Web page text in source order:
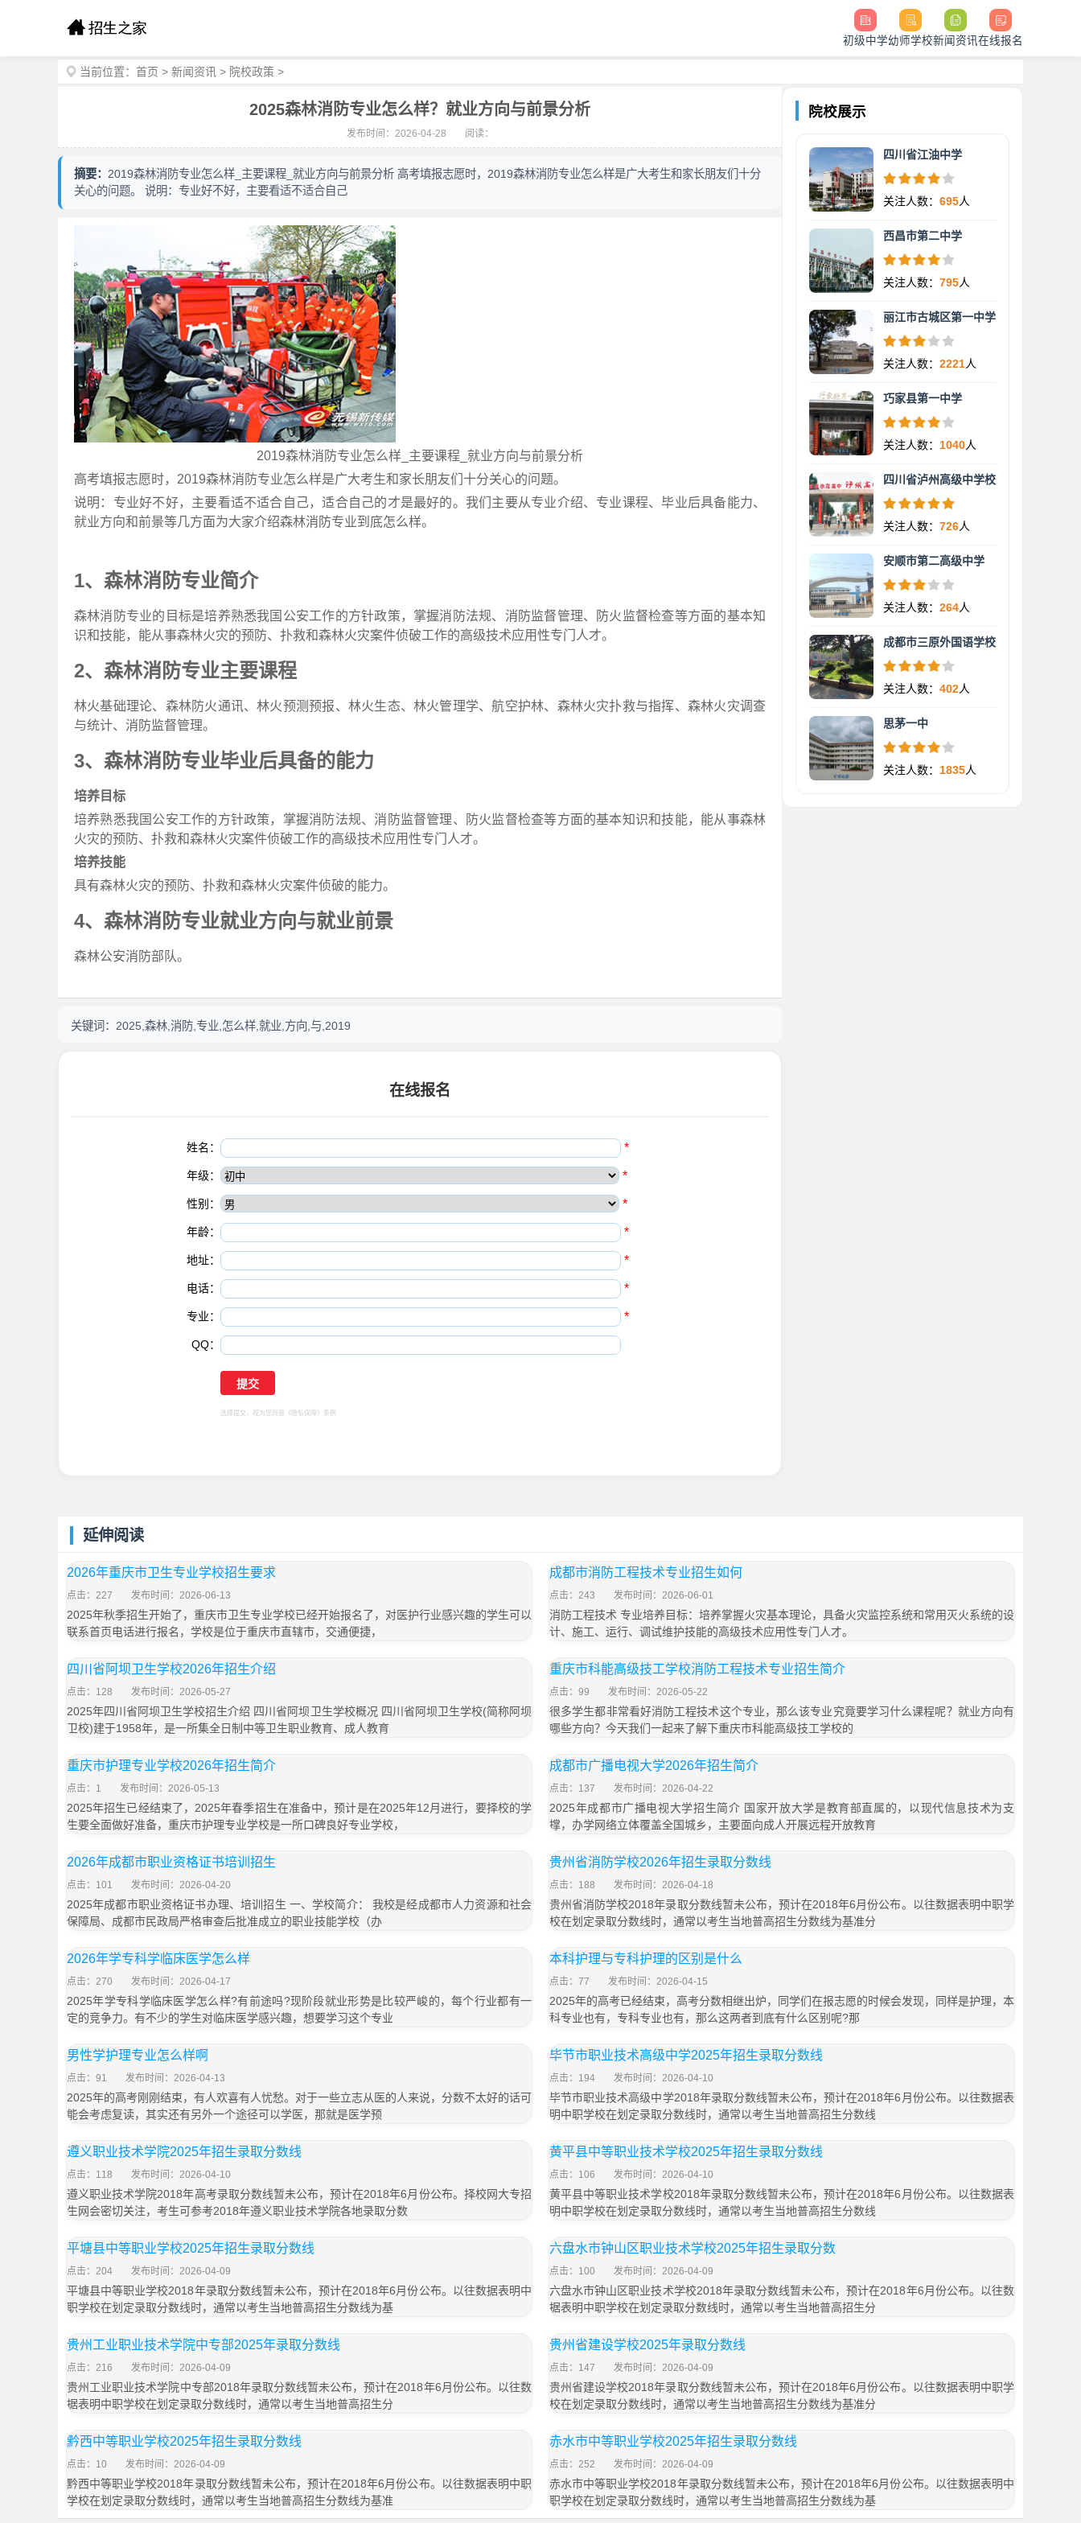
初级中学幼师学校新闻资讯在线报名
当前位置： 首页 > 新闻资讯 > 院校政策 >
2025森林消防专业怎么样？就业方向与前景分析
发布时间：2026-04-28 阅读：
摘要： 2019森林消防专业怎么样_主要课程_就业方向与前景分析 高考填报志愿时，2019森林消防专业怎么样是广大考生和家长朋友们十分
关心的问题。 说明：专业好不好，主要看适不适合自己
2019森林消防专业怎么样_主要课程_就业方向与前景分析
高考填报志愿时，2019森林消防专业怎么样是广大考生和家长朋友们十分关心的问题。
说明：专业好不好，主要看适不适合自己，适合自己的才是最好的。 我们主要从专业介绍、专业课程、毕业后具备能力、
就业方向和前景等几方面为大家介绍森林消防专业到底怎么样。
1、森林消防专业简介
森林消防专业的目标是培养熟悉我国公安工作的方针政策，掌握消防法规、消防监督管理、防火监督检查等方面的基本知
识和技能，能从事森林火灾的预防、扑救和森林火灾案件侦破工作的高级技术应用性专门人才。
2、森林消防专业主要课程
林火基础理论、森林防火通讯、林火预测预报、林火生态、林火管理学、航空护林、森林火灾扑救与指挥、森林火灾调查
与统计、消防监督管理。
3、森林消防专业毕业后具备的能力
培养目标
培养熟悉我国公安工作的方针政策，掌握消防法规、消防监督管理、防火监督检查等方面的基本知识和技能，能从事森林
火灾的预防、扑救和森林火灾案件侦破工作的高级技术应用性专门人才。
培养技能
具有森林火灾的预防、扑救和森林火灾案件侦破的能力。
4、森林消防专业就业方向与就业前景
森林公安消防部队。
关键词： 2025,森林,消防,专业,怎么样,就业,方向,与,2019
在线报名
姓名： *
年级： *
性别： *
年龄： *
地址： *
电话： *
专业： *
QQ：
选择提交，视为您同意 《隐私保障》 条例
院校展示
四川省江油中学
关注人数： 695人
西昌市第二中学
关注人数： 795人
丽江市古城区第一中学
关注人数： 2221人
巧家县第一中学
关注人数： 1040人
四川省泸州高级中学校
关注人数： 726人
安顺市第二高级中学
关注人数： 264人
成都市三原外国语学校
关注人数： 402人
思茅一中
关注人数： 1835人
延伸阅读
2026年重庆市卫生专业学校招生要求
点击：227 发布时间：2026-06-13
2025年秋季招生开始了，重庆市卫生专业学校已经开始报名了，对医护行业感兴趣的学生可以
联系首页电话进行报名，学校是位于重庆市直辖市，交通便捷，
成都市消防工程技术专业招生如何
点击：243 发布时间：2026-06-01
消防工程技术 专业培养目标：培养掌握火灾基本理论，具备火灾监控系统和常用灭火系统的设
计、施工、运行、调试维护技能的高级技术应用性专门人才。
四川省阿坝卫生学校2026年招生介绍
点击：128 发布时间：2026-05-27
2025年四川省阿坝卫生学校招生介绍 四川省阿坝卫生学校概况 四川省阿坝卫生学校(简称阿坝
卫校)建于1958年，是一所集全日制中等卫生职业教育、成人教育
重庆市科能高级技工学校消防工程技术专业招生简介
点击：99 发布时间：2026-05-22
很多学生都非常看好消防工程技术这个专业，那么该专业究竟要学习什么课程呢？就业方向有
哪些方向？今天我们一起来了解下重庆市科能高级技工学校的
重庆市护理专业学校2026年招生简介
点击：1 发布时间：2026-05-13
2025年招生已经结束了，2025年春季招生在准备中，预计是在2025年12月进行，要择校的学
生要全面做好准备，重庆市护理专业学校是一所口碑良好专业学校，
成都市广播电视大学2026年招生简介
点击：137 发布时间：2026-04-22
2025年成都市广播电视大学招生简介 国家开放大学是教育部直属的，以现代信息技术为支
撑，办学网络立体覆盖全国城乡，主要面向成人开展远程开放教育
2026年成都市职业资格证书培训招生
点击：101 发布时间：2026-04-20
2025年成都市职业资格证书办理、培训招生 一、学校简介： 我校是经成都市人力资源和社会
保障局、成都市民政局严格审查后批准成立的职业技能学校（办
贵州省消防学校2026年招生录取分数线
点击：188 发布时间：2026-04-18
贵州省消防学校2018年录取分数线暂未公布，预计在2018年6月份公布。以往数据表明中职学
校在划定录取分数线时，通常以考生当地普高招生分数线为基准分
2026年学专科学临床医学怎么样
点击：270 发布时间：2026-04-17
2025年学专科学临床医学怎么样?有前途吗?现阶段就业形势是比较严峻的，每个行业都有一
定的竞争力。有不少的学生对临床医学感兴趣，想要学习这个专业
本科护理与专科护理的区别是什么
点击：77 发布时间：2026-04-15
2025年的高考已经结束，高考分数相继出炉，同学们在报志愿的时候会发现，同样是护理，本
科专业也有，专科专业也有，那么这两者到底有什么区别呢?那
男性学护理专业怎么样啊
点击：91 发布时间：2026-04-13
2025年的高考刚刚结束，有人欢喜有人忧愁。对于一些立志从医的人来说，分数不太好的话可
能会考虑复读，其实还有另外一个途径可以学医，那就是医学预
毕节市职业技术高级中学2025年招生录取分数线
点击：194 发布时间：2026-04-10
毕节市职业技术高级中学2018年录取分数线暂未公布，预计在2018年6月份公布。以往数据表
明中职学校在划定录取分数线时，通常以考生当地普高招生分数线
遵义职业技术学院2025年招生录取分数线
点击：118 发布时间：2026-04-10
遵义职业技术学院2018年高考录取分数线暂未公布，预计在2018年6月份公布。择校网大专招
生网会密切关注，考生可参考2018年遵义职业技术学院各地录取分数
黄平县中等职业技术学校2025年招生录取分数线
点击：106 发布时间：2026-04-10
黄平县中等职业技术学校2018年录取分数线暂未公布，预计在2018年6月份公布。以往数据表
明中职学校在划定录取分数线时，通常以考生当地普高招生分数线
平塘县中等职业学校2025年招生录取分数线
点击：204 发布时间：2026-04-09
平塘县中等职业学校2018年录取分数线暂未公布，预计在2018年6月份公布。以往数据表明中
职学校在划定录取分数线时，通常以考生当地普高招生分数线为基
六盘水市钟山区职业技术学校2025年招生录取分数
点击：100 发布时间：2026-04-09
六盘水市钟山区职业技术学校2018年录取分数线暂未公布，预计在2018年6月份公布。以往数
据表明中职学校在划定录取分数线时，通常以考生当地普高招生分
贵州工业职业技术学院中专部2025年录取分数线
点击：216 发布时间：2026-04-09
贵州工业职业技术学院中专部2018年录取分数线暂未公布，预计在2018年6月份公布。以往数
据表明中职学校在划定录取分数线时，通常以考生当地普高招生分
贵州省建设学校2025年录取分数线
点击：147 发布时间：2026-04-09
贵州省建设学校2018年录取分数线暂未公布，预计在2018年6月份公布。以往数据表明中职学
校在划定录取分数线时，通常以考生当地普高招生分数线为基准分
黔西中等职业学校2025年招生录取分数线
点击：10 发布时间：2026-04-09
黔西中等职业学校2018年录取分数线暂未公布，预计在2018年6月份公布。以往数据表明中职
学校在划定录取分数线时，通常以考生当地普高招生分数线为基准
赤水市中等职业学校2025年招生录取分数线
点击：252 发布时间：2026-04-09
赤水市中等职业学校2018年录取分数线暂未公布，预计在2018年6月份公布。以往数据表明中
职学校在划定录取分数线时，通常以考生当地普高招生分数线为基